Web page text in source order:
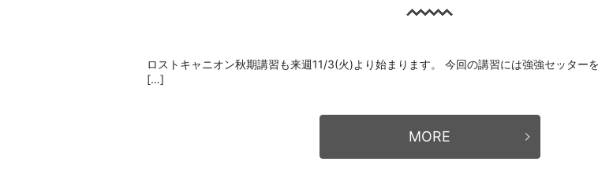
ロストキャニオン秋期講習も来週11/3(火)より始まります。 今回の講習には強強セッター
[…]
MORE